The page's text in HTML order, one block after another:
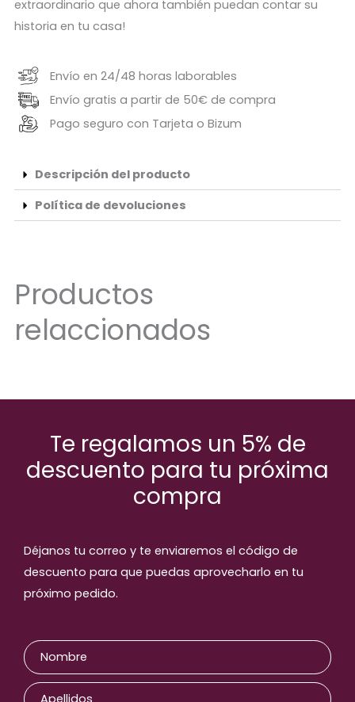
extraordinario que ahora también puedan contar su
historia en tu casa!
Envío en 24/48 horas laborables
Envío gratis a partir de 50€ de compra
Pago seguro con Tarjeta o Bizum
Descripción del producto
Política de devoluciones
Productos
relaccionados
Te regalamos un 5% de
descuento para tu próxima
compra
Déjanos tu correo y te enviaremos el código de
descuento para que puedas aprovecharlo en tu
próximo pedido.